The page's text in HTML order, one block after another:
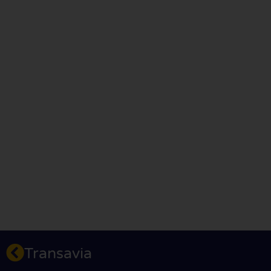
Transavia